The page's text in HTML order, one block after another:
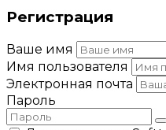
Регистрация
Ваше имя
Имя пользователя
Электронная почта
Пароль